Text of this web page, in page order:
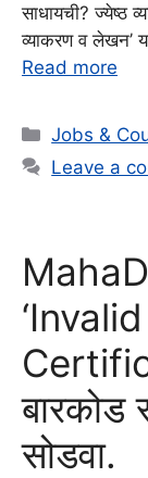
साधायची? ज्येष्ठ
व्याकरण व लेखन’
Read more
Categories
Jobs &
Leave a
बारकोड
सोडवा.